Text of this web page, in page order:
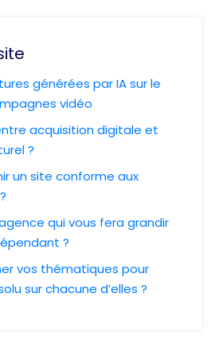
générées par IA sur le
vidéo
acquisition digitale et
?
un site conforme aux
qui vous fera grandir
?
vos thématiques pour
sur chacune d’elles ?